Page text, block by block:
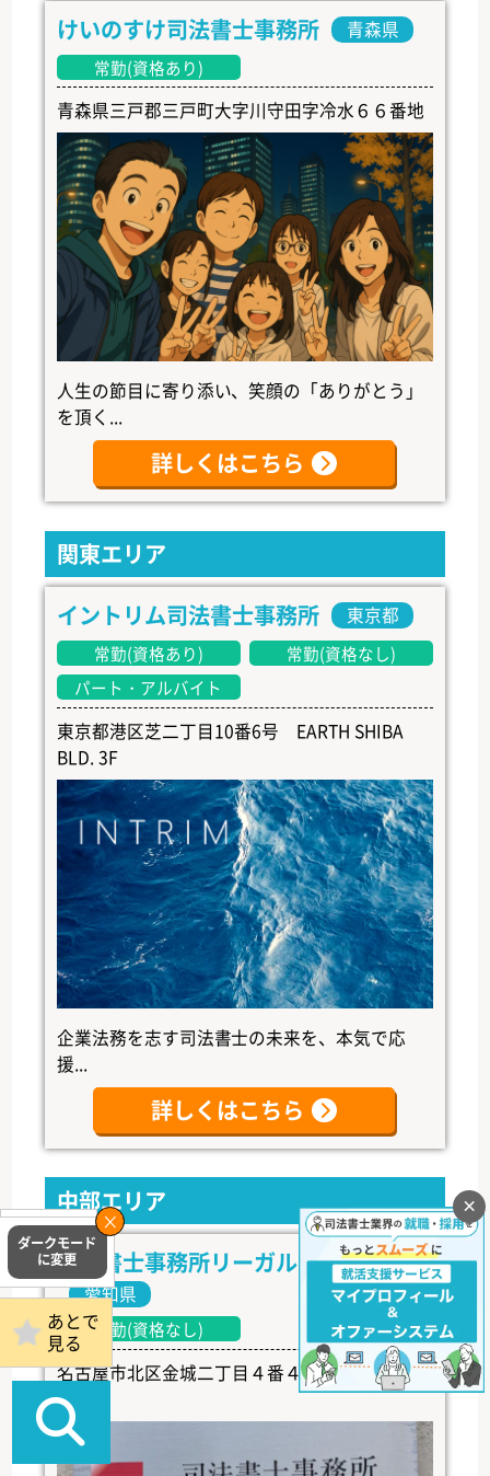
けいのすけ司法書士事務所
青森県
常勤(資格あり)
青森県三戸郡三戸町大字川守田字冷水６６番地
人生の節目に寄り添い、笑顔の「ありがとう」
を頂く...
詳しくはこちら
関東エリア
イントリム司法書士事務所
東京都
常勤(資格あり)
常勤(資格なし)
パート・アルバイト
東京都港区芝二丁目10番6号 EARTH SHIBA
BLD. 3F
企業法務を志す司法書士の未来を、本気で応
援...
詳しくはこちら
中部エリア
司法書士事務所リーガル・トラスト
愛知県
常勤(資格なし)
名古屋市北区金城二丁目４番４号 ペルテ金城
１Ｆ
×
あとで
見る
掲載事務所
ログイン